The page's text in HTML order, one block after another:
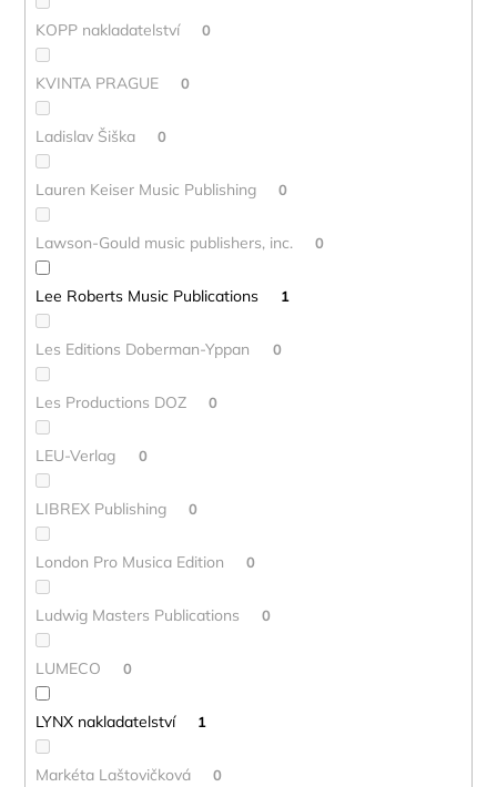
KOPP nakladatelství 0
KVINTA PRAGUE 0
Ladislav Šiška 0
Lauren Keiser Music Publishing 0
Lawson-Gould music publishers, inc. 0
Lee Roberts Music Publications 1
Les Editions Doberman-Yppan 0
Les Productions DOZ 0
LEU-Verlag 0
LIBREX Publishing 0
London Pro Musica Edition 0
Ludwig Masters Publications 0
LUMECO 0
LYNX nakladatelství 1
Markéta Laštovičková 0